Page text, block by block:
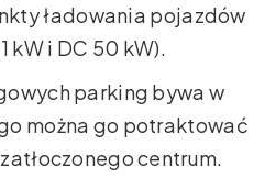
ładowania pojazdów
kW i DC 50 kW).
parking bywa w
można go potraktować
centrum.